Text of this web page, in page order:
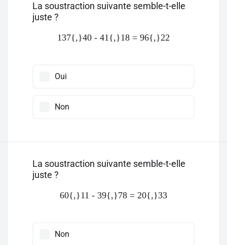
La soustraction suivante semble-t-elle
juste ?
137{,}40 - 41{,}18 = 96{,}22
Oui
Non
La soustraction suivante semble-t-elle
juste ?
60{,}11 - 39{,}78 = 20{,}33
Non